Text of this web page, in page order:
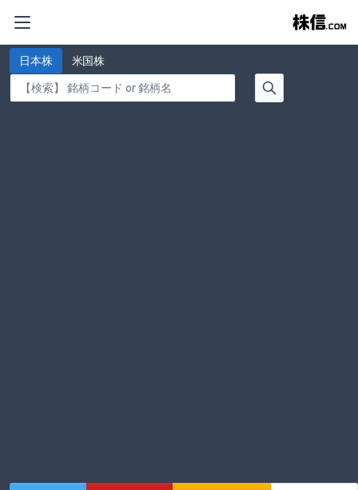
日本株 米国株